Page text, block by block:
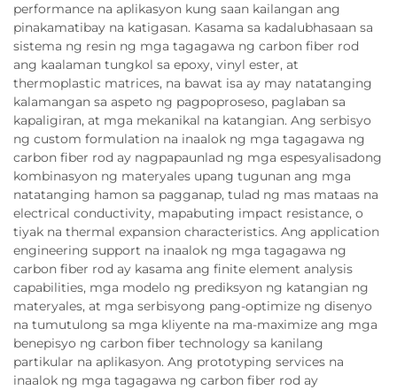
performance na aplikasyon kung saan kailangan ang
pinakamatibay na katigasan. Kasama sa kadalubhasaan sa
sistema ng resin ng mga tagagawa ng carbon fiber rod
ang kaalaman tungkol sa epoxy, vinyl ester, at
thermoplastic matrices, na bawat isa ay may natatanging
kalamangan sa aspeto ng pagpoproseso, paglaban sa
kapaligiran, at mga mekanikal na katangian. Ang serbisyo
ng custom formulation na inaalok ng mga tagagawa ng
carbon fiber rod ay nagpapaunlad ng mga espesyalisadong
kombinasyon ng materyales upang tugunan ang mga
natatanging hamon sa pagganap, tulad ng mas mataas na
electrical conductivity, mapabuting impact resistance, o
tiyak na thermal expansion characteristics. Ang application
engineering support na inaalok ng mga tagagawa ng
carbon fiber rod ay kasama ang finite element analysis
capabilities, mga modelo ng prediksyon ng katangian ng
materyales, at mga serbisyong pang-optimize ng disenyo
na tumutulong sa mga kliyente na ma-maximize ang mga
benepisyo ng carbon fiber technology sa kanilang
partikular na aplikasyon. Ang prototyping services na
inaalok ng mga tagagawa ng carbon fiber rod ay